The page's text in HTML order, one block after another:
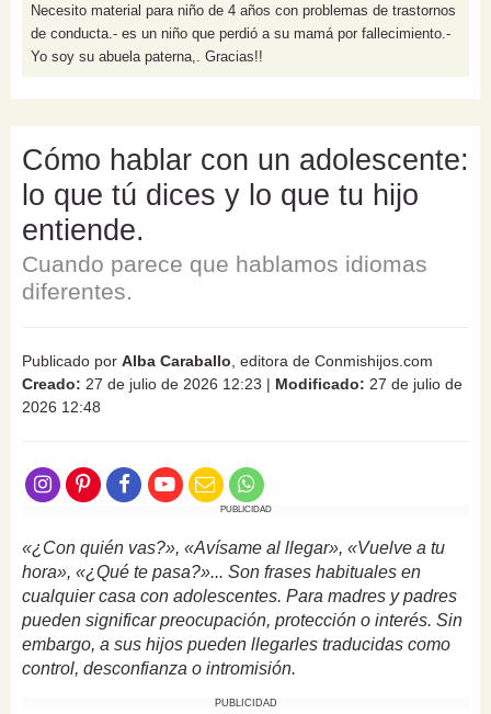
Necesito material para niño de 4 años con problemas de trastornos
de conducta.- es un niño que perdió a su mamá por fallecimiento.-
Yo soy su abuela paterna,. Gracias!!
Cómo hablar con un adolescente:
lo que tú dices y lo que tu hijo
entiende.
Cuando parece que hablamos idiomas
diferentes.
Publicado por Alba Caraballo , editora de Conmishijos.com
Creado: 27 de julio de 2026 12:23 | Modificado: 27 de julio de
2026 12:48
PUBLICIDAD
«¿Con quién vas?», «Avísame al llegar», «Vuelve a tu
hora», «¿Qué te pasa?»... Son frases habituales en
cualquier casa con adolescentes. Para madres y padres
pueden significar preocupación, protección o interés. Sin
embargo, a sus hijos pueden llegarles traducidas como
control, desconfianza o intromisión.
PUBLICIDAD